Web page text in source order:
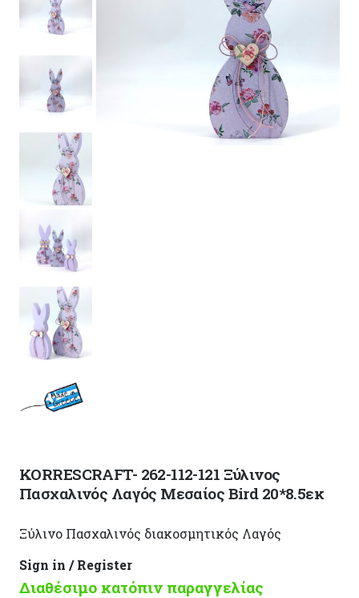
KORRESCRAFT- 262-112-121 Ξύλινος
Πασχαλινός Λαγός Μεσαίος Bird 20*8.5εκ
Ξύλινο Πασχαλινός διακοσμητικός Λαγός
Sign in / Register
Διαθέσιμο κατόπιν παραγγελίας